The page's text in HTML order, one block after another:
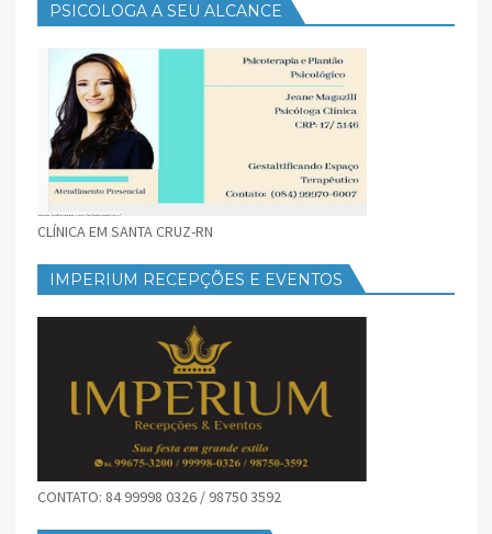
PSICOLOGA A SEU ALCANCE
CLÍNICA EM SANTA CRUZ-RN
IMPERIUM RECEPÇÕES E EVENTOS
CONTATO: 84 99998 0326 / 98750 3592